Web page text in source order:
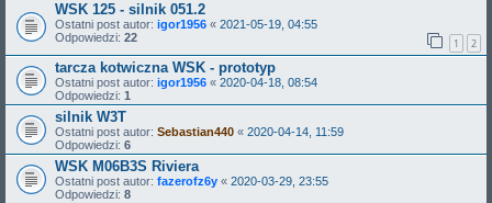
WSK 125 - silnik 051.2
Ostatni post autor: igor1956 « 2021-05-19, 04:55
Odpowiedzi: 22 1 2
tarcza kotwiczna WSK - prototyp
Ostatni post autor: igor1956 « 2020-04-18, 08:54
Odpowiedzi: 1
silnik W3T
Ostatni post autor: Sebastian440 « 2020-04-14, 11:59
Odpowiedzi: 6
WSK M06B3S Riviera
Ostatni post autor: fazerofz6y « 2020-03-29, 23:55
Odpowiedzi: 8